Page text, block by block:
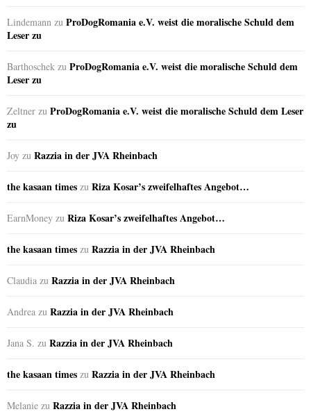
Lindemann zu ProDogRomania e.V. weist die moralische Schuld dem
Leser zu
Barthoschek zu ProDogRomania e.V. weist die moralische Schuld dem
Leser zu
Zeltner zu ProDogRomania e.V. weist die moralische Schuld dem Leser
zu
Joy zu Razzia in der JVA Rheinbach
the kasaan times zu Riza Kosar’s zweifelhaftes Angebot…
EarnMoney zu Riza Kosar’s zweifelhaftes Angebot…
the kasaan times zu Razzia in der JVA Rheinbach
Claudia zu Razzia in der JVA Rheinbach
Andrea zu Razzia in der JVA Rheinbach
Jana S. zu Razzia in der JVA Rheinbach
the kasaan times zu Razzia in der JVA Rheinbach
Melanie zu Razzia in der JVA Rheinbach